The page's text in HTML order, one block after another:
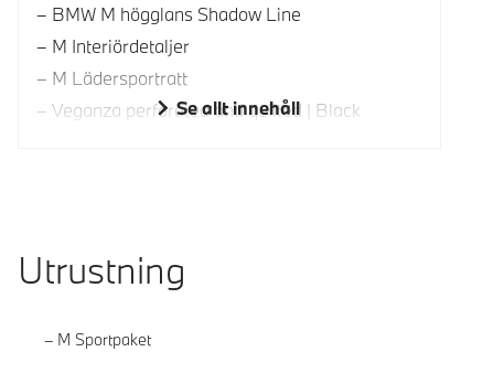
BMW M högglans Shadow Line
M Interiördetaljer
M Lädersportratt
Veganza perforated and quilted | Black
Se allt innehåll
Utrustning
M Sportpaket